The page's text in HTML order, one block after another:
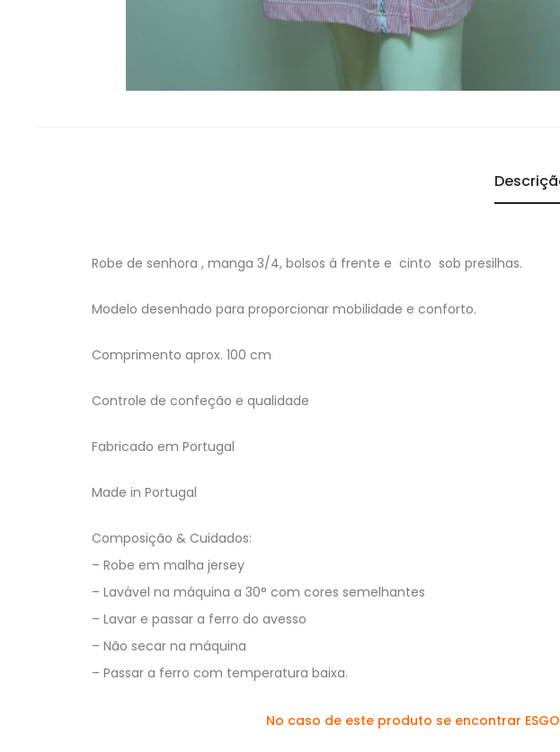
Robe de senhora , manga 3/4, bolsos á frente e cinto sob presilhas.
Modelo desenhado para proporcionar mobilidade e conforto.
Comprimento aprox. 100 cm
Controle de confeção e qualidade
Fabricado em Portugal
Made in Portugal
Composição & Cuidados:
– Robe em malha jersey
– Lavável na máquina a 30° com cores semelhantes
– Lavar e passar a ferro do avesso
– Não secar na máquina
– Passar a ferro com temperatura baixa.
No caso de este produto se encontrar